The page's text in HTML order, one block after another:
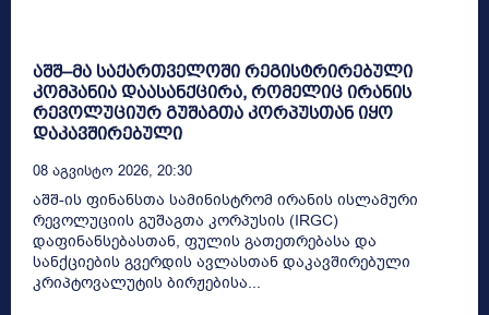
აშშ–მა საქართველოში რეგისტრირებული
კომპანია დაასანქცირა, რომელიც ირანის
რევოლუციურ გუშაგთა კორპუსთან იყო
დაკავშირებული
08 Აგვისტო 2026, 20:30
აშშ-ის ფინანსთა სამინისტრომ ირანის ისლამური
რევოლუციის გუშაგთა კორპუსის (IRGC)
დაფინანსებასთან, ფულის გათეთრებასა და
სანქციების გვერდის ავლასთან დაკავშირებული
კრიპტოვალუტის ბირჟებისა...